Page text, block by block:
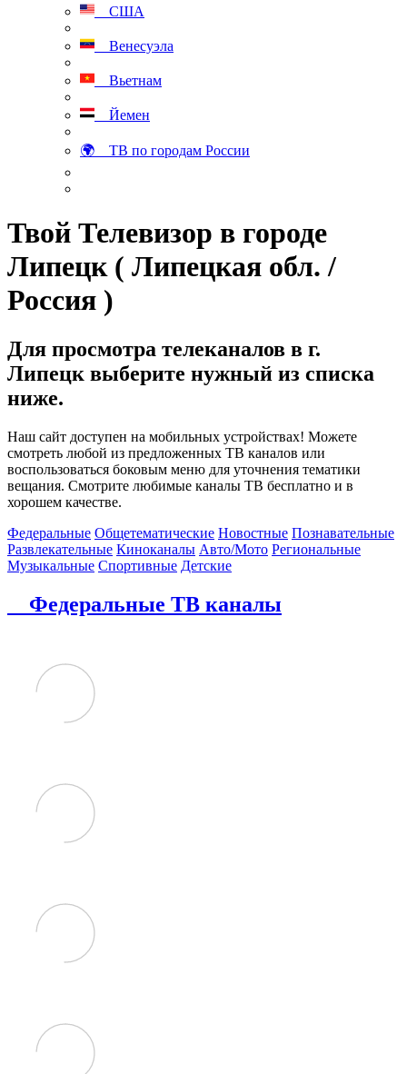
США
Венесуэла
Вьетнам
Йемен
🌍 ТВ по городам России
Твой Телевизор в городе
Липецк ( Липецкая обл. /
Россия )
Для просмотра телеканалов в г.
Липецк выберите нужный из списка
ниже.
Наш сайт доступен на мобильных устройствах! Можете
смотреть любой из предложенных ТВ каналов или
воспользоваться боковым меню для уточнения тематики
вещания. Смотрите любимые каналы ТВ бесплатно и в
хорошем качестве.
Федеральные Общетематические Новостные Познавательные
Развлекательные Киноканалы Авто/Мото Региональные
Музыкальные Спортивные Детские
Федеральные ТВ каналы